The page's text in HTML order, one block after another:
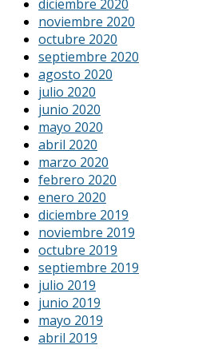
diciembre 2020
noviembre 2020
octubre 2020
septiembre 2020
agosto 2020
julio 2020
junio 2020
mayo 2020
abril 2020
marzo 2020
febrero 2020
enero 2020
diciembre 2019
noviembre 2019
octubre 2019
septiembre 2019
julio 2019
junio 2019
mayo 2019
abril 2019